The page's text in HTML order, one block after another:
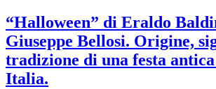
“Halloween” di Eraldo
Giuseppe Bellosi. Origine,
tradizione di una festa
Italia.